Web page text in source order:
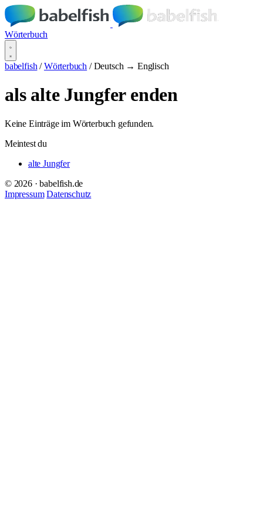
Wörterbuch
babelfish / Wörterbuch / Deutsch → Englisch
als alte Jungfer enden
Keine Einträge im Wörterbuch gefunden.
Meintest du
alte Jungfer
© 2026 · babelfish.de
Impressum Datenschutz